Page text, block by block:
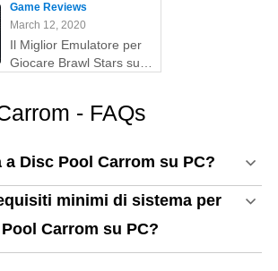
Game Reviews
March 12, 2020
Il Miglior Emulatore per
Giocare Brawl Stars su
- FAQs
Disc Pool Carrom su PC?
minimi di sistema per
Carrom su PC?